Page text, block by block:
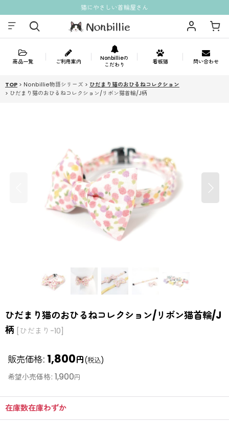
猫にやさしい首輪屋さん
商品一覧 ご利用案内
Nonbillieの
こだわり
看板猫 問い合わせ
TOP > Nonbillie物語シリーズ > ひだまり猫のおひるねコレクション
> ひだまり猫のおひるねコレクション/リボン猫首輪/J柄
ひだまり猫のおひるねコレクション/リボン猫首輪/J
柄 ひだまり-10
販売価格: 1,800円(税込)
希望小売価格: 1,900円
在庫数在庫わずか